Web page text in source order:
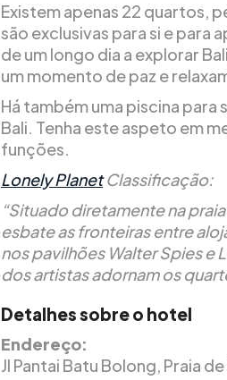
Existem apenas 22 quartos,
são exclusivas para si e para
de um longo dia a explorar
um momento de paz e
Há também uma piscina
Bali. Tenha este aspeto em
funções.
Lonely PlanetClassificação:
“Situado diretamente na
esbate as fronteiras entre
nos pavilhões Walter Spies e
dos artistas adornam os
Detalhes sobre o hotel
Endereço:
Jl Pantai Batu Bolong, Praia